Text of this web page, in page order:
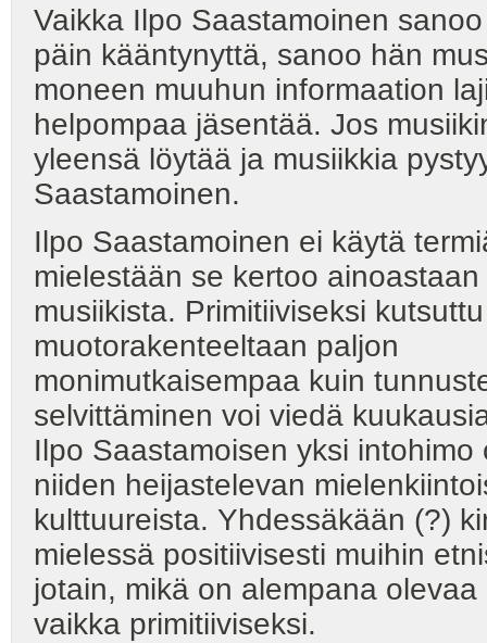
Vaikka Ilpo Saastamoinen
päin kääntynyttä, sanoo hän
moneen muuhun informaation
helpompaa jäsentää. Jos
yleensä löytää ja musiikkia
Saastamoinen.
Ilpo Saastamoinen ei käytä
mielestään se kertoo
musiikista. Primitiiviseksi
muotorakenteeltaan paljon
monimutkaisempaa kuin
selvittäminen voi viedä
Ilpo Saastamoisen yksi
niiden heijastelevan
kulttuureista. Yhdessäkään (?)
mielessä positiivisesti muihin
jotain, mikä on alempana
vaikka primitiiviseksi.